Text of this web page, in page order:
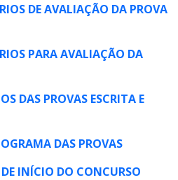
DE AVALIAÇÃO DA PROVA
PARA AVALIAÇÃO DA
DAS PROVAS ESCRITA E
DAS PROVAS
INÍCIO DO CONCURSO